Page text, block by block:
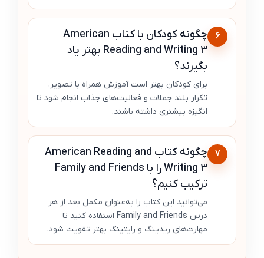
6
چگونه کودکان با کتاب American
Reading and Writing 3 بهتر یاد
بگیرند؟
برای کودکان بهتر است آموزش همراه با تصویر،
تکرار بلند جملات و فعالیت‌های جذاب انجام شود تا
انگیزه بیشتری داشته باشند.
7
چگونه کتاب American Reading and
Writing 3 را با Family and Friends
ترکیب کنیم؟
می‌توانید این کتاب را به‌عنوان مکمل بعد از هر
درس Family and Friends استفاده کنید تا
مهارت‌های ریدینگ و رایتینگ بهتر تقویت شود.